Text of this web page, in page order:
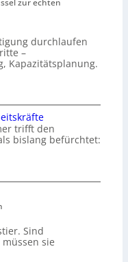
zur echten
durchlaufen
–
Kapazitätsplanung.
trifft den
bislang befürchtet:
Sind
sie